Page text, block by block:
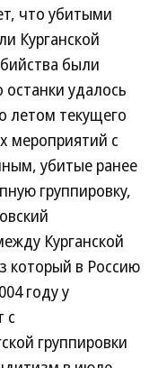
что убитыми
Курганской
были
удалось
летом текущего
мероприятий с
убитые ранее
группировку,
Курганской
который в Россию
году у
с
группировки